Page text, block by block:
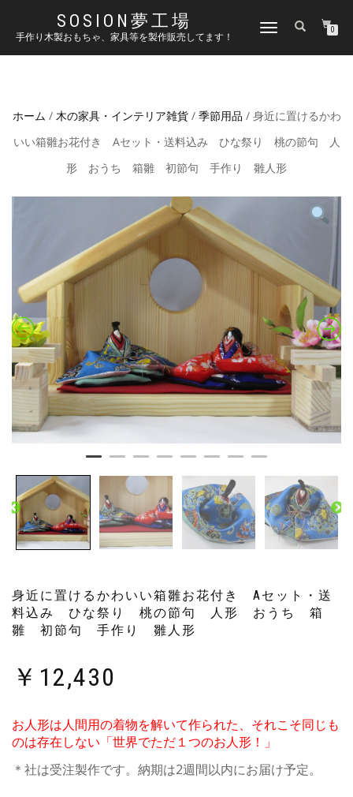
SOSION夢工場
手作り木製おもちゃ、家具等を製作販売してます！
ナ
ゲ
ン
切
り
0
ホーム / 木の家具・インテリア雑貨/ 季節用品 / 身近に置けるかわ
いい箱雛お花付き Aセット・送料込み ひな祭り 桃の節句 人
形 おうち 箱雛 初節句 手作り 雛人形
身近に置けるかわいい箱雛お花付き Aセット・送
料込み ひな祭り 桃の節句 人形 おうち 箱
雛 初節句 手作り 雛人形
￥ 12,430
お人形は人間用の着物を解いて作られた、それこそ同じも
のは存在しない「世界でただ１つのお人形！」
＊社は受注製作です。納期は2週間以内にお届け予定。